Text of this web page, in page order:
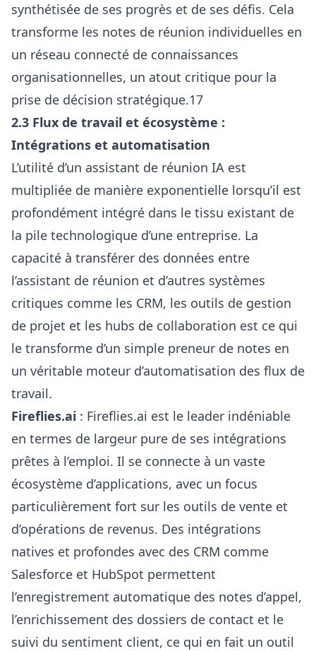
synthétisée de ses progrès et de ses défis. Cela
transforme les notes de réunion individuelles en
un réseau connecté de connaissances
organisationnelles, un atout critique pour la
prise de décision stratégique.17
2.3 Flux de travail et écosystème :
Intégrations et automatisation
L’utilité d’un assistant de réunion IA est
multipliée de manière exponentielle lorsqu’il est
profondément intégré dans le tissu existant de
la pile technologique d’une entreprise. La
capacité à transférer des données entre
l’assistant de réunion et d’autres systèmes
critiques comme les CRM, les outils de gestion
de projet et les hubs de collaboration est ce qui
le transforme d’un simple preneur de notes en
un véritable moteur d’automatisation des flux de
travail.
Fireflies.ai : Fireflies.ai est le leader indéniable
en termes de largeur pure de ses intégrations
prêtes à l’emploi. Il se connecte à un vaste
écosystème d’applications, avec un focus
particulièrement fort sur les outils de vente et
d’opérations de revenus. Des intégrations
natives et profondes avec des CRM comme
Salesforce et HubSpot permettent
l’enregistrement automatique des notes d’appel,
l’enrichissement des dossiers de contact et le
suivi du sentiment client, ce qui en fait un outil